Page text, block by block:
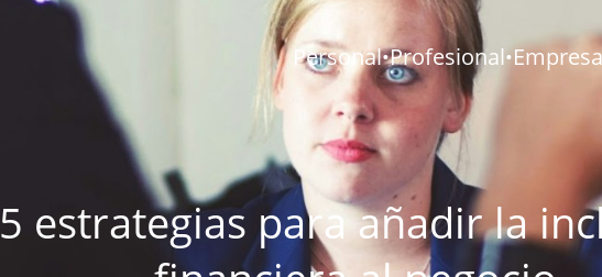
Personal•Profesional•
5 estrategias para añadir la